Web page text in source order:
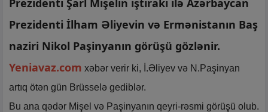
Prezidenti Şarl Mişelin iştirakı ilə Azərbaycan
Prezidenti İlham Əliyevin və Ermənistanın Baş
naziri Nikol Paşinyanın görüşü gözlənir.
Yeniavaz.com xəbər verir ki, İ.Əliyev və N.Paşinyan
artıq ötən gün Brüsselə gediblər.
Bu ana qədər Mişel və Paşinyanın qeyri-rəsmi görüşü olub.